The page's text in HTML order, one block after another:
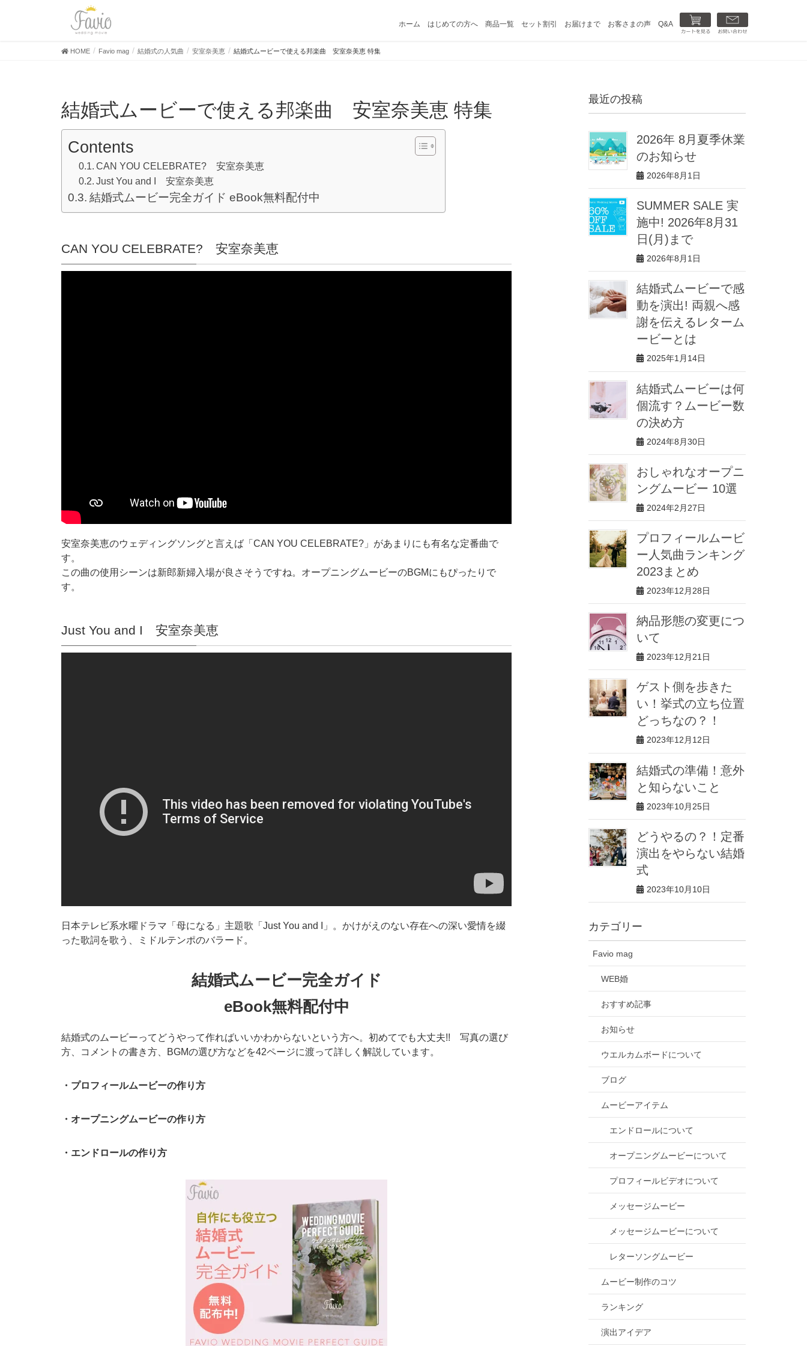
ホーム はじめての方へ 商品一覧 セット割引 お届けまで お客さまの声 Q&A カートを見る
HOME Favio mag 結婚式の人気曲 安室奈美恵 結婚式ムービーで使える邦楽曲 安室奈美恵 特集
結婚式ムービーで使える邦楽曲 安室奈美恵 特集
Contents
CAN YOU CELEBRATE? 安室奈美恵
Just You and I 安室奈美恵
結婚式ムービー完全ガイド eBook無料配付中
CAN YOU CELEBRATE? 安室奈美恵
安室奈美恵のウェディングソングと言えば「CAN YOU CELEBRATE?」があまりにも有名な定番曲で
す。
この曲の使用シーンは新郎新婦入場が良さそうですね。オープニングムービーのBGMにもぴったりで
す。
Just You and I 安室奈美恵
日本テレビ系水曜ドラマ「母になる」主題歌「Just You and I」。かけがえのない存在への深い愛情を綴
った歌詞を歌う、ミドルテンポのバラード。
結婚式ムービー完全ガイド
eBook無料配付中
結婚式のムービーってどうやって作ればいいかわからないという方へ。初めてでも大丈夫!! 写真の選び
方、コメントの書き方、BGMの選び方などを42ページに渡って詳しく解説しています。
・プロフィールムービーの作り方
・オープニングムービーの作り方
・エンドロールの作り方
最近の投稿
2026年 8月夏季休業
のお知らせ
2026年8月1日
SUMMER SALE 実
施中! 2026年8月31
日(月)まで
2026年8月1日
結婚式ムービーで感
動を演出! 両親へ感
謝を伝えるレターム
ービーとは
2025年1月14日
結婚式ムービーは何
個流す？ムービー数
の決め方
2024年8月30日
おしゃれなオープニ
ングムービー 10選
2024年2月27日
プロフィールムービ
ー人気曲ランキング
2023まとめ
2023年12月28日
納品形態の変更につ
いて
2023年12月21日
ゲスト側を歩きた
い！挙式の立ち位置
どっちなの？！
2023年12月12日
結婚式の準備！意外
と知らないこと
2023年10月25日
どうやるの？！定番
演出をやらない結婚
式
2023年10月10日
カテゴリー
Favio mag
WEB婚
おすすめ記事
お知らせ
ウエルカムボードについて
ブログ
ムービーアイテム
エンドロールについて
オープニングムービーについて
プロフィールビデオについて
メッセージムービー
メッセージムービーについて
レターソングムービー
ムービー制作のコツ
ランキング
演出アイデア